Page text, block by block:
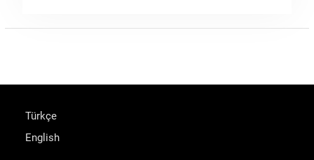
Türkçe
English